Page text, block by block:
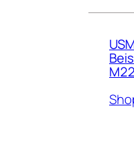
M22